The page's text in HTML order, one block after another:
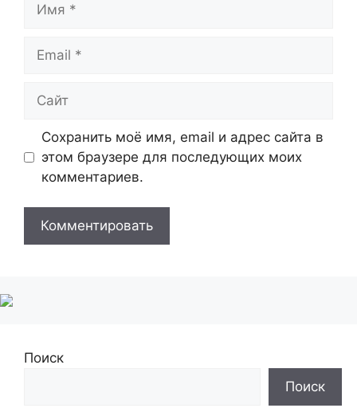
Сохранить моё имя, email и адрес сайта в
этом браузере для последующих моих
комментариев.
Поиск
Поиск